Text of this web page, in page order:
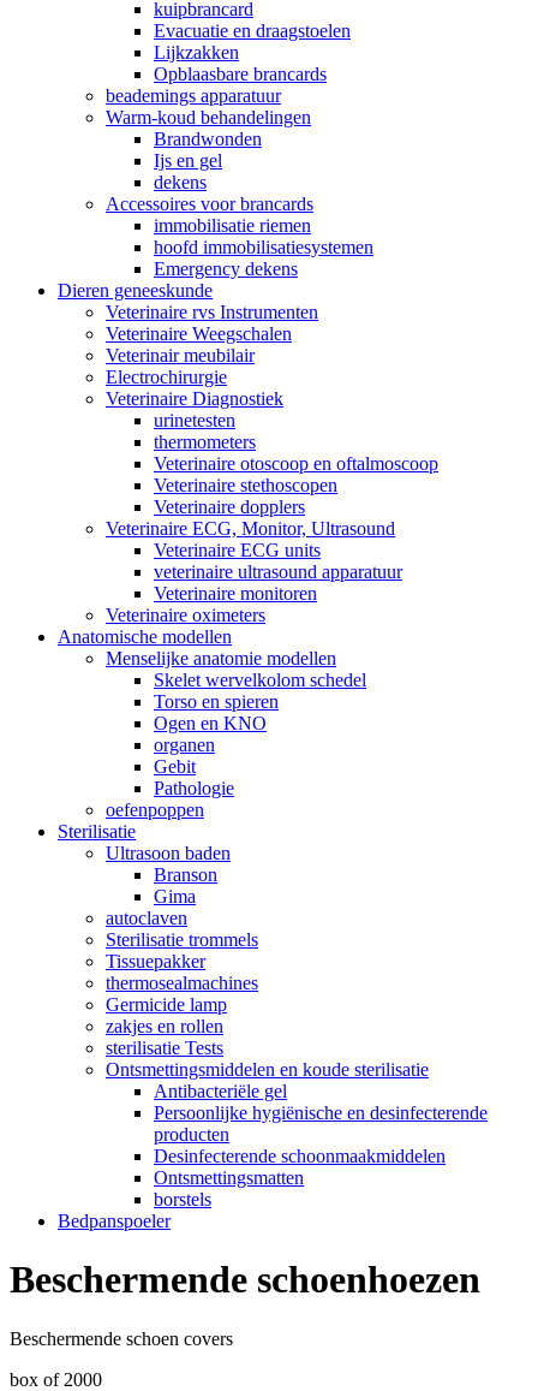
kuipbrancard
Evacuatie en draagstoelen
Lijkzakken
Opblaasbare brancards
beademings apparatuur
Warm-koud behandelingen
Brandwonden
Ijs en gel
dekens
Accessoires voor brancards
immobilisatie riemen
hoofd immobilisatiesystemen
Emergency dekens
Dieren geneeskunde
Veterinaire rvs Instrumenten
Veterinaire Weegschalen
Veterinair meubilair
Electrochirurgie
Veterinaire Diagnostiek
urinetesten
thermometers
Veterinaire otoscoop en oftalmoscoop
Veterinaire stethoscopen
Veterinaire dopplers
Veterinaire ECG, Monitor, Ultrasound
Veterinaire ECG units
veterinaire ultrasound apparatuur
Veterinaire monitoren
Veterinaire oximeters
Anatomische modellen
Menselijke anatomie modellen
Skelet wervelkolom schedel
Torso en spieren
Ogen en KNO
organen
Gebit
Pathologie
oefenpoppen
Sterilisatie
Ultrasoon baden
Branson
Gima
autoclaven
Sterilisatie trommels
Tissuepakker
thermosealmachines
Germicide lamp
zakjes en rollen
sterilisatie Tests
Ontsmettingsmiddelen en koude sterilisatie
Antibacteriële gel
Persoonlijke hygiënische en desinfecterende
producten
Desinfecterende schoonmaakmiddelen
Ontsmettingsmatten
borstels
Bedpanspoeler
Beschermende schoenhoezen
Beschermende schoen covers
box of 2000